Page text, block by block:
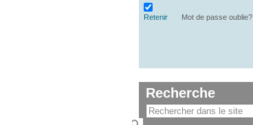
Retenir Mot de passe oublie?
Recherche